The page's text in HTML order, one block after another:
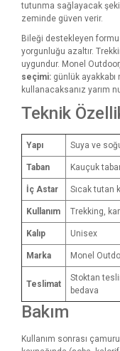
tutunma sağlayacak
zeminde güven verir.
Bileği destekleyen
yorgunluğu azaltır.
uygundur. Monel
seçimi: günlük ayakkabı
kullanacaksanız yarım
Teknik
Yapı Suya ve
Taban Kauçuk
İç Astar Sıcak tutan
Kullanım Trekking,
Kalıp Unisex
Marka Monel
Teslimat
Stoktan
bedava
Bakım
Kullanım sonrası